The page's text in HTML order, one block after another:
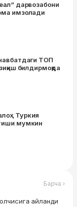
дарвозабони
имзолади
ТОП
билдирмоқда
Туркия
мумкин
Барча ›
айланди